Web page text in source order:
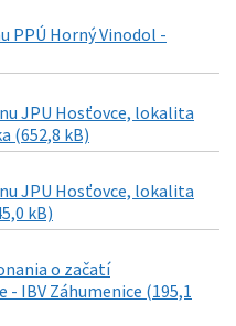
PPÚ Horný Vinodol -
JPU Hosťovce, lokalita
(652,8 kB)
JPU Hosťovce, lokalita
kB)
o začatí
- IBV Záhumenice (195,1